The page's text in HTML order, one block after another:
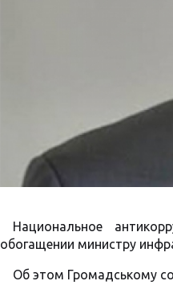
Национальное
обогащении министру
Об этом Громадському